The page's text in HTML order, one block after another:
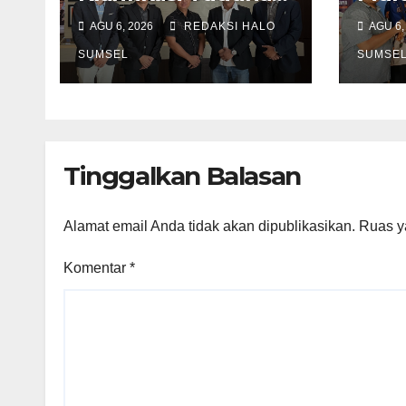
Pencemaran: Kasus
Notaris HY di
Banyuasin Murni
Keperdataan
AGU 6, 2026 REDAKSI HALO
SUMSEL
AGU
SUMSEL
Tinggalkan Balasan
Alamat email Anda tidak akan dipublikasikan. Ruas
Komentar *